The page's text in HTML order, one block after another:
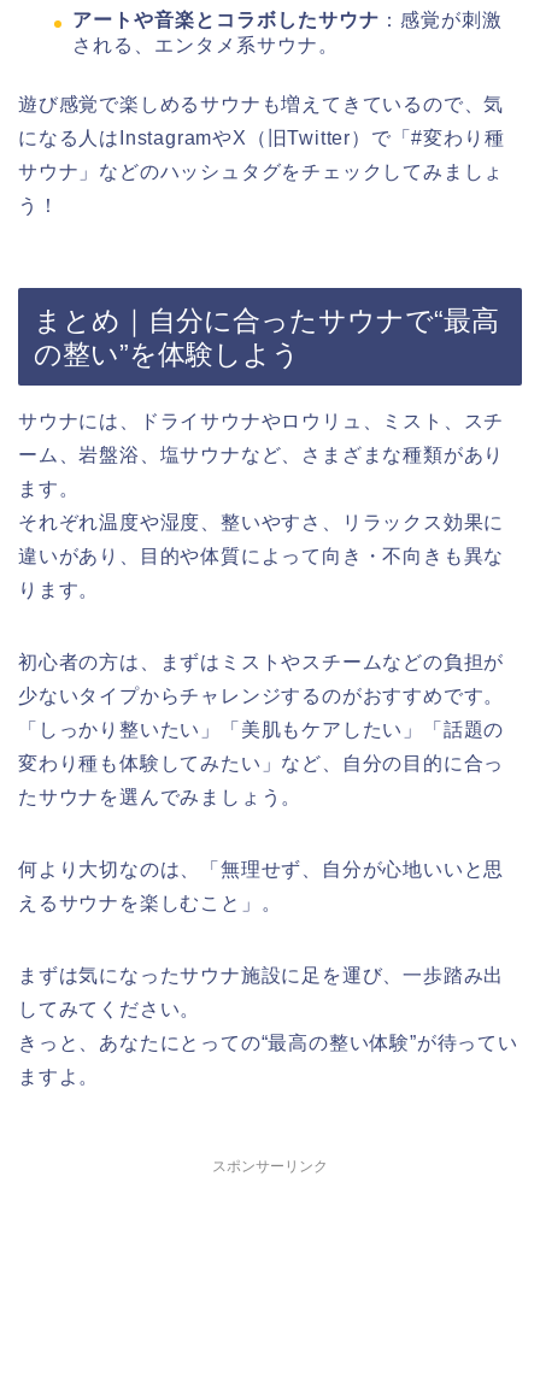
アートや音楽とコラボしたサウナ ：感覚が刺激
される、エンタメ系サウナ。
遊び感覚で楽しめるサウナも増えてきているので、気
になる人はInstagramやX（旧Twitter）で「#変わり種
サウナ」などのハッシュタグをチェックしてみましょ
う！
まとめ｜自分に合ったサウナで“最高
の整い”を体験しよう
サウナには、ドライサウナやロウリュ、ミスト、スチ
ーム、岩盤浴、塩サウナなど、さまざまな種類があり
ます。
それぞれ温度や湿度、整いやすさ、リラックス効果に
違いがあり、目的や体質によって向き・不向きも異な
ります。
初心者の方は、まずはミストやスチームなどの負担が
少ないタイプからチャレンジするのがおすすめです。
「しっかり整いたい」「美肌もケアしたい」「話題の
変わり種も体験してみたい」など、自分の目的に合っ
たサウナを選んでみましょう。
何より大切なのは、「無理せず、自分が心地いいと思
えるサウナを楽しむこと」。
まずは気になったサウナ施設に足を運び、一歩踏み出
してみてください。
きっと、あなたにとっての“最高の整い体験”が待ってい
ますよ。
スポンサーリンク